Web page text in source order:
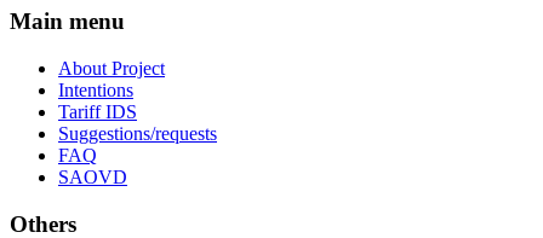
Main menu
About Project
Intentions
Tariff IDS
Suggestions/requests
FAQ
SAOVD
Others